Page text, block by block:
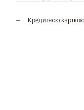
Кредитною карткою